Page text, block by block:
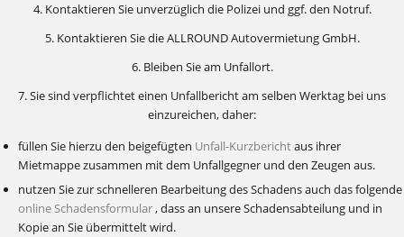
4. Kontaktieren Sie unverzüglich die Polizei und ggf. den Notruf.
5. Kontaktieren Sie die ALLROUND Autovermietung GmbH.
6. Bleiben Sie am Unfallort.
7. Sie sind verpflichtet einen Unfallbericht am selben Werktag bei uns
einzureichen, daher:
füllen Sie hierzu den beigefügten Unfall-Kurzberichtaus ihrer
Mietmappe zusammen mit dem Unfallgegner und den Zeugen aus.
nutzen Sie zur schnelleren Bearbeitung des Schadens auch das folgende
online Schadensformular, dass an unsere Schadensabteilung und in
Kopie an Sie übermittelt wird.